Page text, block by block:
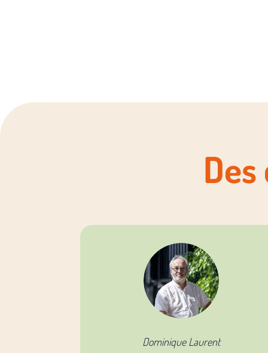
Dominique Laurent